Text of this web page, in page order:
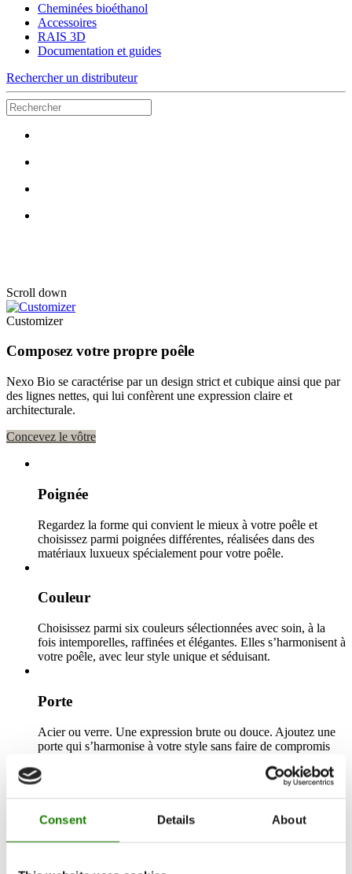
Consent Details About
Cheminées bioéthanol
Accessoires
RAIS 3D
Documentation et guides
Rechercher un distributeur
Scroll down
Customizer
Composez votre propre poêle
Nexo Bio se caractérise par un design strict et cubique ainsi que par
des lignes nettes, qui lui confèrent une expression claire et
architecturale.
Concevez le vôtre
Poignée
Regardez la forme qui convient le mieux à votre poêle et
choisissez parmi poignées différentes, réalisées dans des
matériaux luxueux spécialement pour votre poêle.
Couleur
Choisissez parmi six couleurs sélectionnées avec soin, à la
fois intemporelles, raffinées et élégantes. Elles s’harmonisent à
votre poêle, avec leur style unique et séduisant.
Porte
Acier ou verre. Une expression brute ou douce. Ajoutez une
porte qui s’harmonise à votre style sans faire de compromis
DÉVELOPPÉ
AVEC UN ACCENT SUR UNE
FONCTIONNEMENT CONTRÔLÉ ET UNE
CHALEUR EFFICACE